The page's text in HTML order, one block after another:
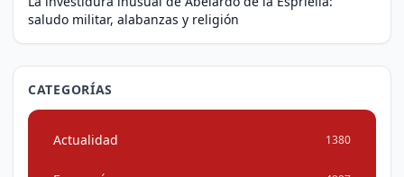
saludo militar, alabanzas y religión
CATEGORÍAS
Actualidad 1380